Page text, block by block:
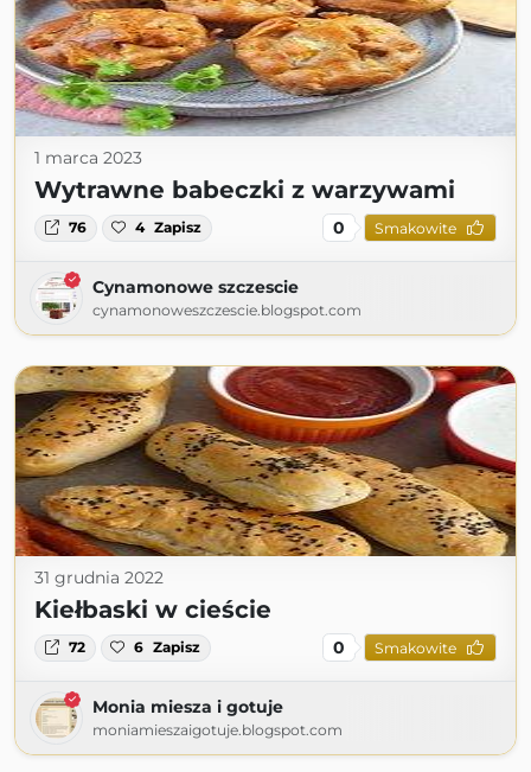
1 marca 2023
Wytrawne babeczki z warzywami
76 4 Zapisz 0 Smakowite
Cynamonowe szczescie
cynamonoweszczescie.blogspot.com
31 grudnia 2022
Kiełbaski w cieście
72 6 Zapisz 0 Smakowite
Monia miesza i gotuje
moniamieszaigotuje.blogspot.com